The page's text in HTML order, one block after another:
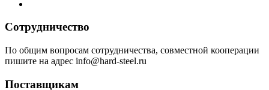
Сотрудничество
По общим вопросам сотрудничества, совместной кооперации
пишите на адрес info@hard-steel.ru
Поставщикам